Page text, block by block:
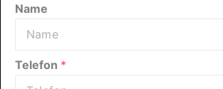
Name
Telefon *